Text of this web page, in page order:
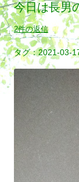
今日は長男
2件の返信
2021-03-